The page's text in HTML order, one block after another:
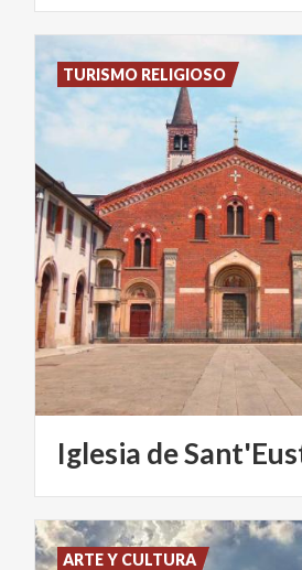
Iglesia de
TURISMO RELIGIOSO
ARTE Y CULTURA